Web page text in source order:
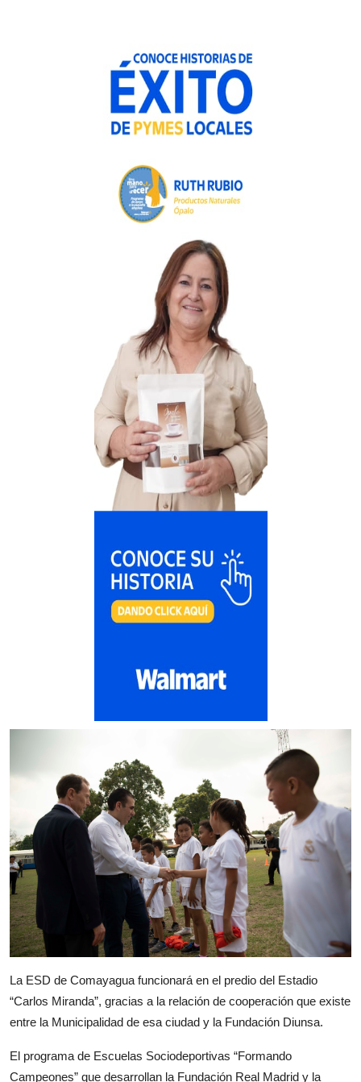
La ESD de Comayagua funcionará en el predio del Estadio
“Carlos Miranda”, gracias a la relación de cooperación que existe
entre la Municipalidad de esa ciudad y la Fundación Diunsa.
El programa de Escuelas Sociodeportivas “Formando
Campeones” que desarrollan la Fundación Real Madrid y la